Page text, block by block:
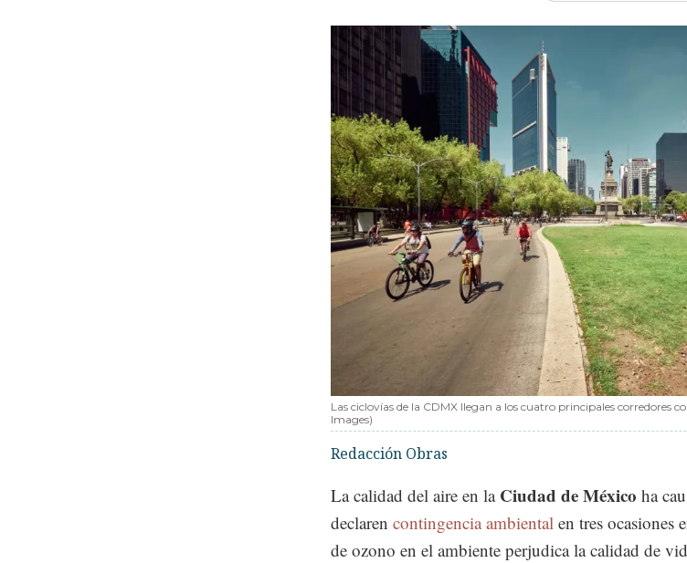
Las ciclovías de la CDMX llegan a los cuatro principales corredores
Images)
Redacción Obras
La calidad del aire en la Ciudad de México ha
declaren contingencia ambiental en tres ocasiones
de ozono en el ambiente perjudica la calidad de